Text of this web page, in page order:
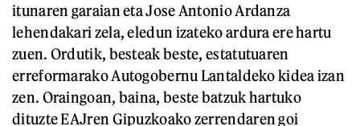
itunaren garaian eta Jose Antonio Ardanza
lehendakari zela, eledun izateko ardura ere hartu
zuen. Ordutik, besteak beste, estatutuaren
erreformarako Autogobernu Lantaldeko kidea izan
zen. Oraingoan, baina, beste batzuk hartuko
dituzte EAJren Gipuzkoako zerrendaren goi